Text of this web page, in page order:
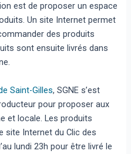
est de proposer un espace
Un site Internet permet
des produits
sont ensuite livrés dans
Saint-Gilles, SGNE s’est
pour proposer aux
et locale. Les produits
site Internet du Clic des
lundi 23h pour être livré le